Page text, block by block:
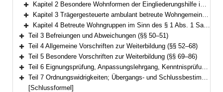
Bereich erweitern
Kapitel 2 Besondere Wohnformen der Eingliederungshilfe im Sinn des § 1 Abs. 1 Satz 1 Nr. 2 (§§ 41–46)
Bereich erweitern
Kapitel 3 Trägergesteuerte ambulant betreute Wohngemeinschaften im Sinn des § 1 Abs. 1 Satz 1 Nr. 3 (§§ 47–48)
Bereich erweitern
Kapitel 4 Betreute Wohngruppen im Sinn des § 1 Abs. 1 Satz 1 Nr. 4 (§ 49)
Bereich erweitern
Teil 3 Befreiungen und Abweichungen (§§ 50–51)
Bereich erweitern
Teil 4 Allgemeine Vorschriften zur Weiterbildung (§§ 52–68)
Bereich erweitern
Teil 5 Besondere Vorschriften zur Weiterbildung (§§ 69–86)
Bereich erweitern
Teil 6 Eignungsprüfung, Anpassungslehrgang, Kenntnisprüfung (§§ 87–88)
Bereich erweitern
Teil 7 Ordnungswidrigkeiten; Übergangs- und Schlussbestimmungen (§§ 89–91)
[Schlussformel]